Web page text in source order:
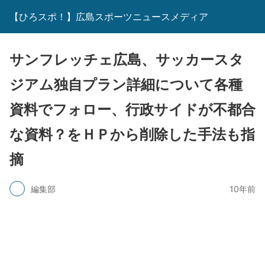
【ひろスポ！】広島スポーツニュースメディア
サンフレッチェ広島、サッカースタ
ジアム独自プラン詳細について各種
資料でフォロー、行政サイドが不都合
な資料？をＨＰから削除した手法も指
摘
編集部 10年前